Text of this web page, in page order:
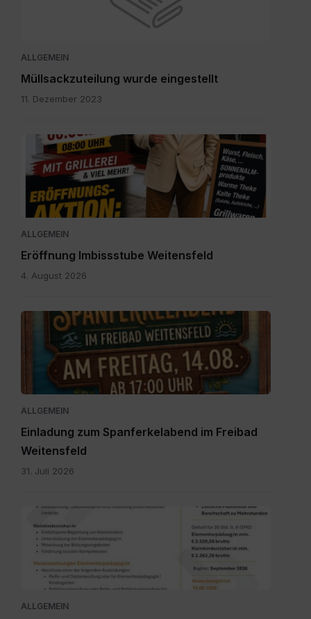
ALLGEMEIN
Müllsackzuteilung wurde eingestellt
11. Dezember 2023
IMG-
20260804-
WA0003.jpg
ALLGEMEIN
Eröffnung Imbissstube Weitensfeld
4. August 2026
Einladung
Spanferkelabend.jpg
ALLGEMEIN
Einladung zum Spanferkelabend im Freibad
Weitensfeld
31. Juli 2026
Personalpool
Bezirk
Feldkirchen
St.
Veit.pdf
ALLGEMEIN